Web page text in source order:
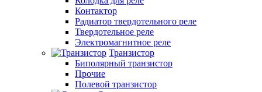
Контактор
Радиатор твердотельного реле
Твердотельное реле
Электромагнитное реле
Транзистор
Биполярный транзистор
Прочие
Полевой транзистор